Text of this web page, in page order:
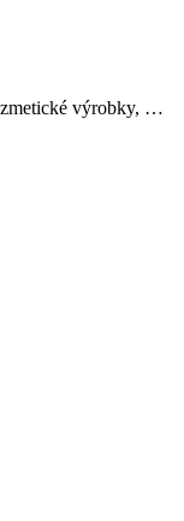
výrobky, …